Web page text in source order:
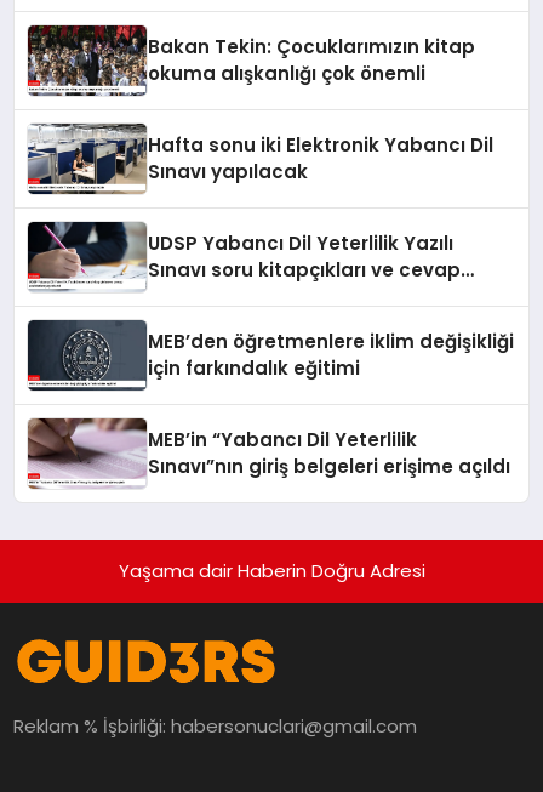
Bakan Tekin: Çocuklarımızın kitap
okuma alışkanlığı çok önemli
Hafta sonu iki Elektronik Yabancı Dil
Sınavı yapılacak
UDSP Yabancı Dil Yeterlilik Yazılı
Sınavı soru kitapçıkları ve cevap
MEB’den öğretmenlere iklim değişikliği
için farkındalık eğitimi
MEB’in “Yabancı Dil Yeterlilik
Sınavı”nın giriş belgeleri erişime açıldı
Yaşama dair Haberin Doğru Adresi
Reklam % İşbirliği:habersonuclari@gmail.com